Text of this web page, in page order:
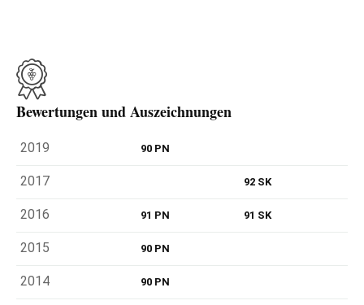
Bewertungen und Auszeichnungen
2019 90 PN
2017 92 SK
2016 91 PN 91 SK
2015 90 PN
2014 90 PN